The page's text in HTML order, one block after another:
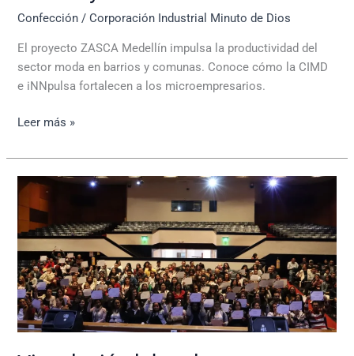
Confección /Corporación Industrial Minuto de Dios
El proyecto ZASCA Medellín impulsa la productividad del
sector moda en barrios y comunas. Conoce cómo la CIMD
e iNNpulsa fortalecen a los microempresarios.
Leer más »
Vinculación
laboral
para
población
vulnerable